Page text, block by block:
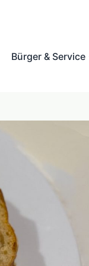
Bürger & Service